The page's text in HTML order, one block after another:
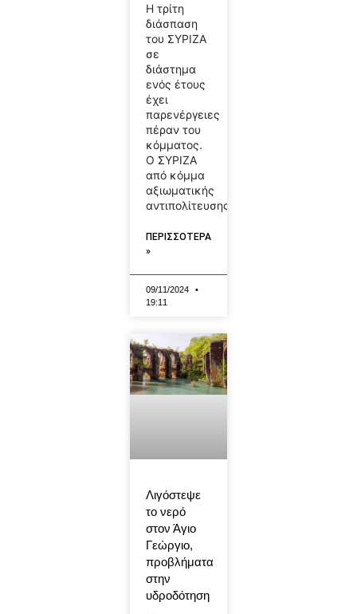
Η τρίτη
διάσπαση
του ΣΥΡΙΖΑ
σε
διάστημα
ενός έτους
έχει
παρενέργειες
πέραν του
κόμματος.
Ο ΣΥΡΙΖΑ
από κόμμα
αξιωματικής
αντιπολίτευσης,
ΠΕΡΙΣΣΟΤΕΡΑ
»
09/11/2024
19:11
Λιγόστεψε
το νερό
στον Άγιο
Γεώργιο,
προβλήματα
στην
υδροδότηση